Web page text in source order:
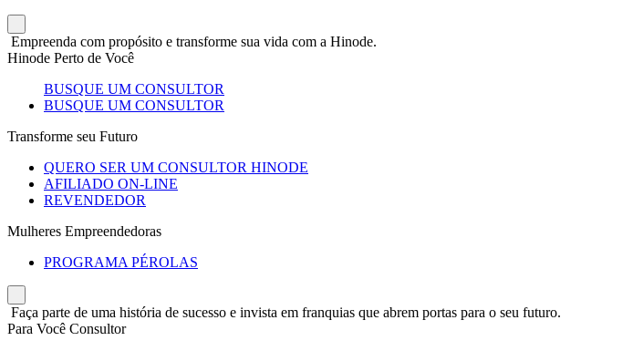
Empreenda com propósito e transforme sua vida com a Hinode.
Hinode Perto de Você
BUSQUE UM CONSULTOR
BUSQUE UM CONSULTOR
Transforme seu Futuro
QUERO SER UM CONSULTOR HINODE
AFILIADO ON-LINE
REVENDEDOR
Mulheres Empreendedoras
PROGRAMA PÉROLAS
Faça parte de uma história de sucesso e invista em franquias que abrem portas para o seu futuro.
Para Você Consultor